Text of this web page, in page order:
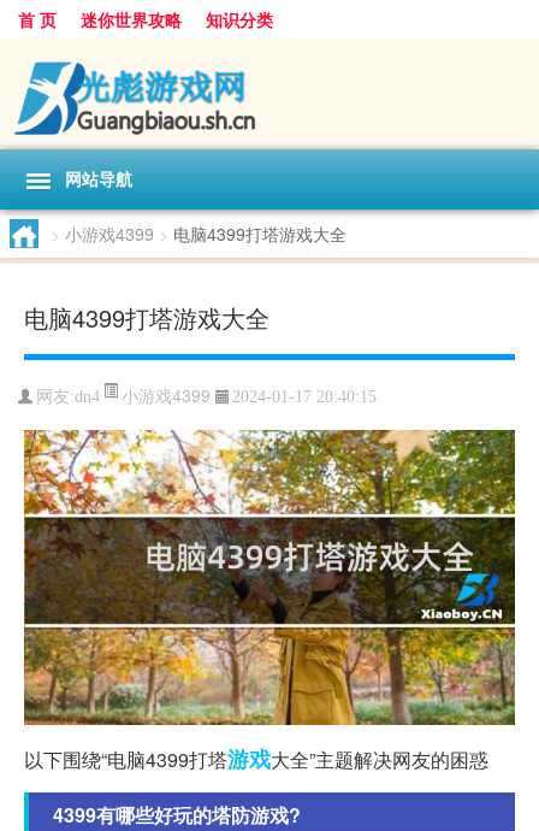
首 页 迷你世界攻略 知识分类
网站导航
> 小游戏4399 > 电脑4399打塔游戏大全
电脑4399打塔游戏大全
网友:dn4 小游戏4399 2024-01-17 20:40:15
以下围绕“电脑4399打塔游戏大全”主题解决网友的困惑
4399有哪些好玩的塔防游戏?